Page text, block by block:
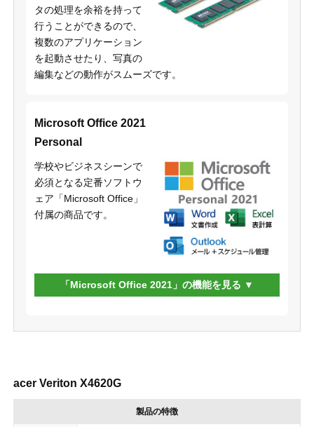
タの処理を余裕を持って
行うことができるので、
複数のアプリケーション
を起動させたり、写真の
編集などの動作がスムーズです。
Microsoft Office 2021
Personal
学校やビジネスシーンで
必須となる定番ソフトウ
ェア「Microsoft Office」
付属の商品です。
「Microsoft Office 2021」の機能を見る
acer Veriton X4620G
製品の特徴